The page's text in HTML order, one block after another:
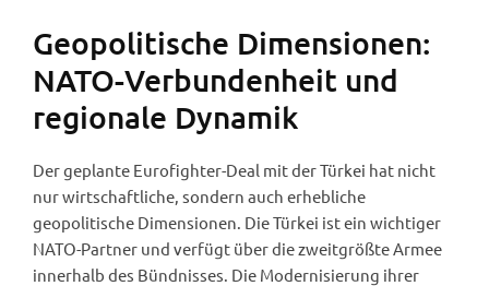
Geopolitische Dimensionen:
NATO-Verbundenheit und
regionale Dynamik
Der geplante Eurofighter-Deal mit der Türkei hat nicht
nur wirtschaftliche, sondern auch erhebliche
geopolitische Dimensionen. Die Türkei ist ein wichtiger
NATO-Partner und verfügt über die zweitgrößte Armee
innerhalb des Bündnisses. Die Modernisierung ihrer